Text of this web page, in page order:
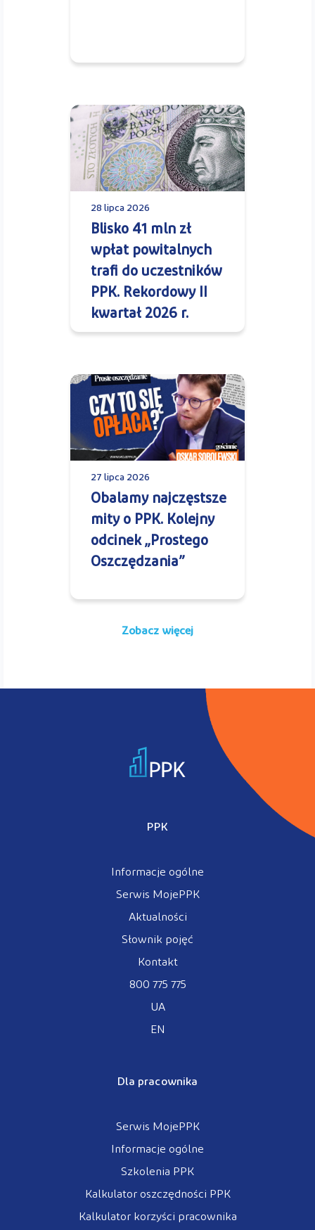
28 lipca 2026
Blisko 41 mln zł
wpłat powitalnych
trafi do uczestników
PPK. Rekordowy II
kwartał 2026 r.
27 lipca 2026
Obalamy najczęstsze
mity o PPK. Kolejny
odcinek „Prostego
Oszczędzania”
Zobacz więcej
PPK
Informacje ogólne
Serwis MojePPK
Aktualności
Słownik pojęć
Kontakt
800 775 775
UA
EN
Dla pracownika
Serwis MojePPK
Informacje ogólne
Szkolenia PPK
Kalkulator oszczędności PPK
Kalkulator korzyści pracownika